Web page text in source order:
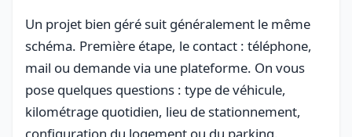
Un projet bien géré suit généralement le même
schéma. Première étape, le contact : téléphone,
mail ou demande via une plateforme. On vous
pose quelques questions : type de véhicule,
kilométrage quotidien, lieu de stationnement,